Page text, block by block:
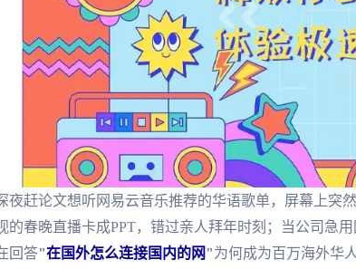
夜赶论文想听网易云音乐推荐的华语歌单，屏幕上突
的春晚直播卡成PPT，错过亲人拜年时刻；当公司
回答"在国外怎么连接国内的网 "为何成为百万海外华